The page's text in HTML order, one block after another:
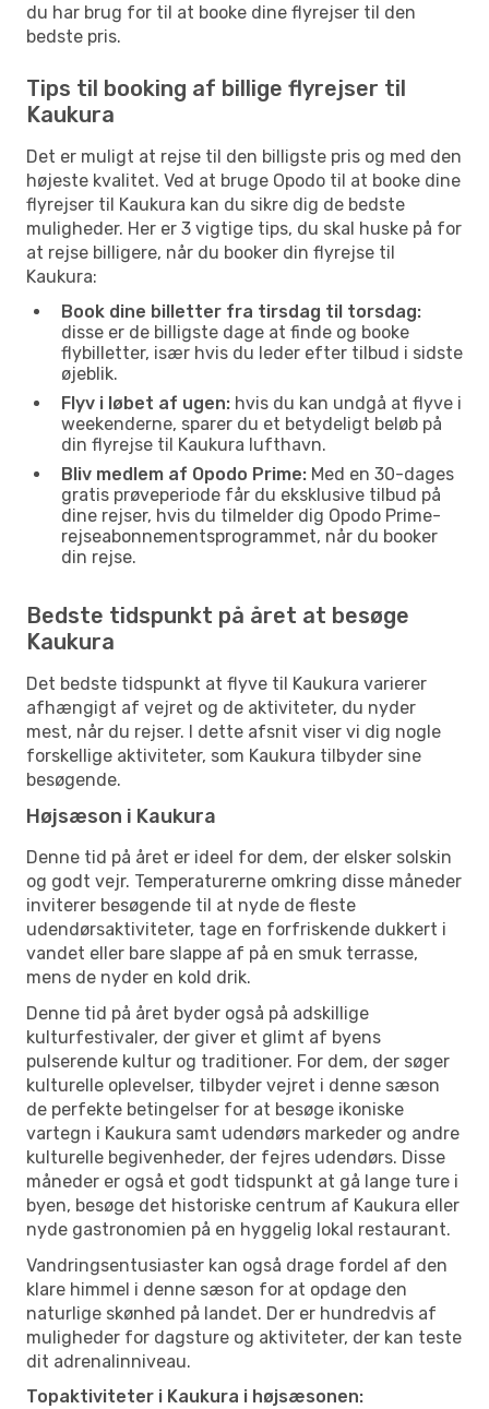
du har brug for til at booke dine flyrejser til den
bedste pris.
Tips til booking af billige flyrejser til
Kaukura
Det er muligt at rejse til den billigste pris og med den
højeste kvalitet. Ved at bruge Opodo til at booke dine
flyrejser til Kaukura kan du sikre dig de bedste
muligheder. Her er 3 vigtige tips, du skal huske på for
at rejse billigere, når du booker din flyrejse til
Kaukura:
Book dine billetter fra tirsdag til torsdag:
disse er de billigste dage at finde og booke
flybilletter, især hvis du leder efter tilbud i sidste
øjeblik.
Flyv i løbet af ugen: hvis du kan undgå at flyve i
weekenderne, sparer du et betydeligt beløb på
din flyrejse til Kaukura lufthavn.
Bliv medlem af Opodo Prime: Med en 30-dages
gratis prøveperiode får du eksklusive tilbud på
dine rejser, hvis du tilmelder dig Opodo Prime-
rejseabonnementsprogrammet, når du booker
din rejse.
Bedste tidspunkt på året at besøge
Kaukura
Det bedste tidspunkt at flyve til Kaukura varierer
afhængigt af vejret og de aktiviteter, du nyder
mest, når du rejser. I dette afsnit viser vi dig nogle
forskellige aktiviteter, som Kaukura tilbyder sine
besøgende.
Højsæson i Kaukura
Denne tid på året er ideel for dem, der elsker solskin
og godt vejr. Temperaturerne omkring disse måneder
inviterer besøgende til at nyde de fleste
udendørsaktiviteter, tage en forfriskende dukkert i
vandet eller bare slappe af på en smuk terrasse,
mens de nyder en kold drik.
Denne tid på året byder også på adskillige
kulturfestivaler, der giver et glimt af byens
pulserende kultur og traditioner. For dem, der søger
kulturelle oplevelser, tilbyder vejret i denne sæson
de perfekte betingelser for at besøge ikoniske
vartegn i Kaukura samt udendørs markeder og andre
kulturelle begivenheder, der fejres udendørs. Disse
måneder er også et godt tidspunkt at gå lange ture i
byen, besøge det historiske centrum af Kaukura eller
nyde gastronomien på en hyggelig lokal restaurant.
Vandringsentusiaster kan også drage fordel af den
klare himmel i denne sæson for at opdage den
naturlige skønhed på landet. Der er hundredvis af
muligheder for dagsture og aktiviteter, der kan teste
dit adrenalinniveau.
Topaktiviteter i Kaukura i højsæsonen: